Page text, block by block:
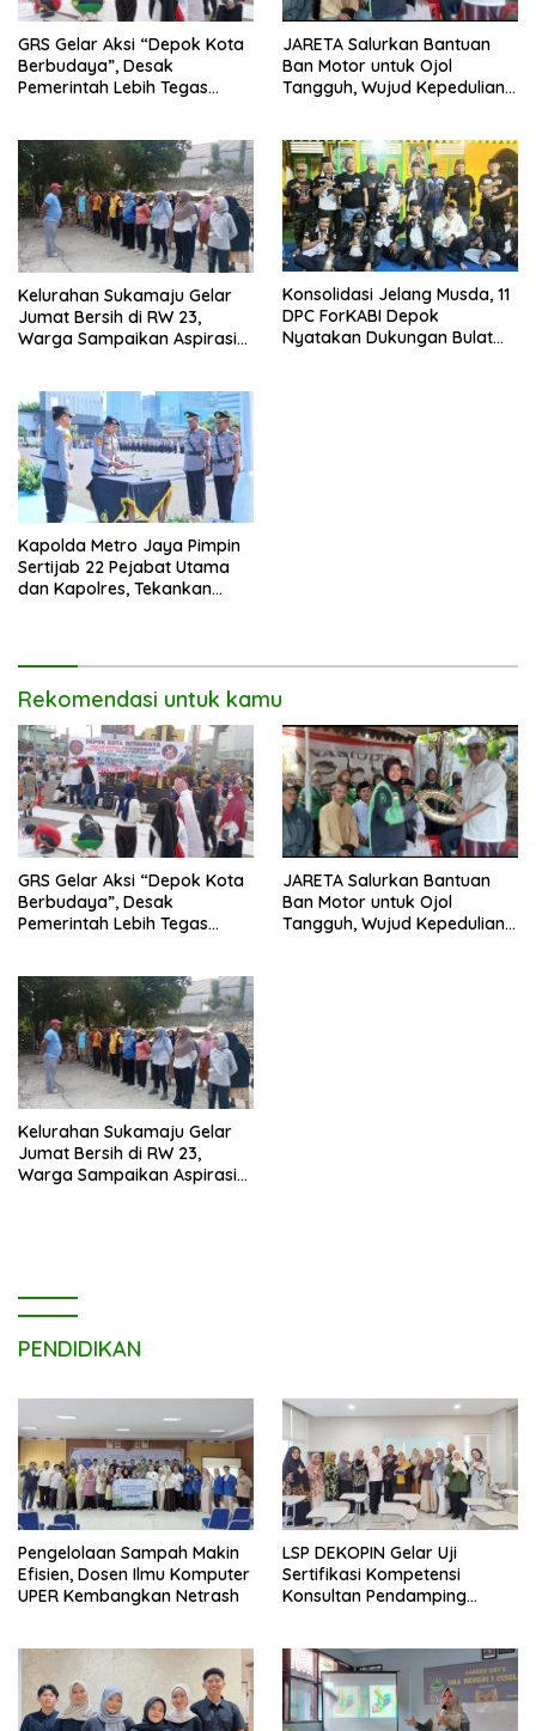
GRS Gelar Aksi “Depok Kota
Berbudaya”, Desak
Pemerintah Lebih Tegas
JARETA Salurkan Bantuan
Ban Motor untuk Ojol
Tangguh, Wujud Kepedulian
Kelurahan Sukamaju Gelar
Jumat Bersih di RW 23,
Warga Sampaikan Aspirasi
Konsolidasi Jelang Musda, 11
DPC ForKABI Depok
Nyatakan Dukungan Bulat
Kapolda Metro Jaya Pimpin
Sertijab 22 Pejabat Utama
dan Kapolres, Tekankan
Rekomendasi untuk kamu
GRS Gelar Aksi “Depok Kota
Berbudaya”, Desak
Pemerintah Lebih Tegas
JARETA Salurkan Bantuan
Ban Motor untuk Ojol
Tangguh, Wujud Kepedulian
Kelurahan Sukamaju Gelar
Jumat Bersih di RW 23,
Warga Sampaikan Aspirasi
PENDIDIKAN
Pengelolaan Sampah Makin
Efisien, Dosen Ilmu Komputer
UPER Kembangkan Netrash
LSP DEKOPIN Gelar Uji
Sertifikasi Kompetensi
Konsultan Pendamping